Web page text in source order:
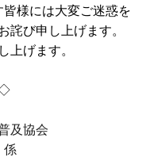
様には大変ご迷惑を
詫び申し上げます。
上げます。
及協会
係